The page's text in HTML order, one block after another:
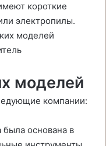
короткие
электропилы.
моделей
моделей
компании:
основана в